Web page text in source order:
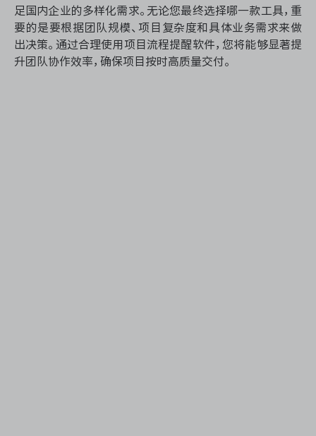
足国内企业的多样化需求。无论您最终选择哪一款工具，重
要的是要根据团队规模、项目复杂度和具体业务需求来做
出决策。通过合理使用项目流程提醒软件，您将能够显著提
升团队协作效率，确保项目按时高质量交付。